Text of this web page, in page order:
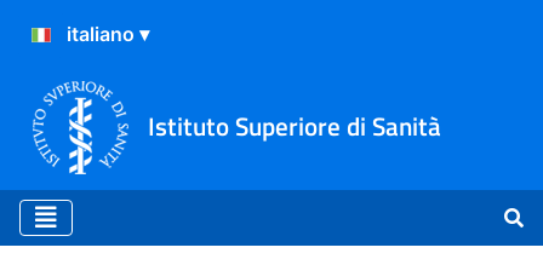
Istituto Superiore di Sanità